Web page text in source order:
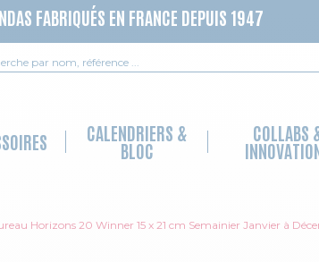
FABRIQUÉS EN FRANCE DEPUIS 1947
CALENDRIERS &
BLOC
COLLABS
Horizons 20 Winner 15 x 21 cm Semainier Janvier à